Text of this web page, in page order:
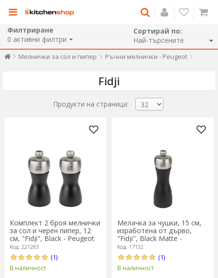
Филтриране
0 активни филтри
Сортирай по:
Мелнички за сол и пипер Ръчни мелнички - Peugeot
Fidji
Продукти на страница:
Комплект 2 броя мелнички
за сол и черен пипер, 12
см, "Fidji", Black - Peugeot
Код: 221283
(1)
В наличност
Мелачка за чушки, 15 см,
изработена от дърво,
"Fidji", Black Matte -
Peugeot
Код: 17132
(1)
В наличност